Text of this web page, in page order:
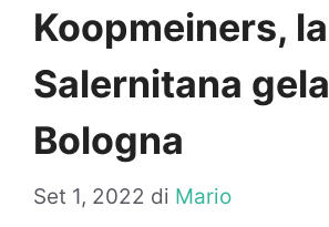
Koopmeiners, la
Salernitana gela
Bologna
Set 1, 2022 di Mario